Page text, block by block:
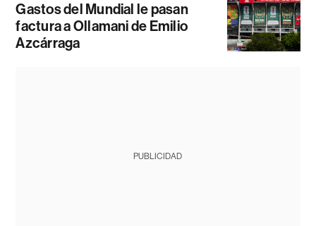
Gastos del Mundial le pasan
factura a Ollamani de Emilio
Azcárraga
PUBLICIDAD